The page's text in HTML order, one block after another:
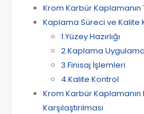
Krom Karbür Kaplamanın
Kaplama Süreci ve Kalite
1.Yüzey Hazırlığı
2.Kaplama
3.Finisaj İşlemleri
4.Kalite Kontrol
Krom Karbür
Karşılaştırılması